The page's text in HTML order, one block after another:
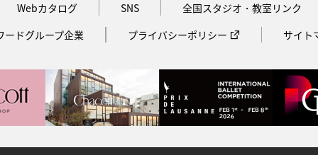
Webカタログ SNS
全国スタジオ・教室リンク
ードグループ企業
プライバシーポリシー サイト